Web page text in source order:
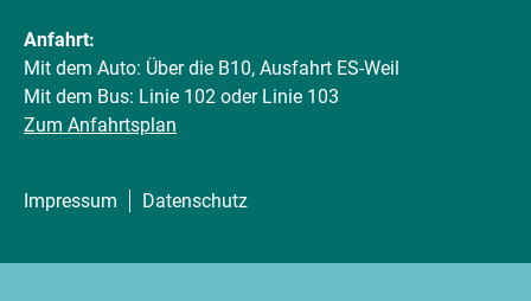
Anfahrt:
Mit dem Auto: Über die B10, Ausfahrt ES-Weil
Mit dem Bus: Linie 102 oder Linie 103
Zum Anfahrtsplan
Impressum Datenschutz